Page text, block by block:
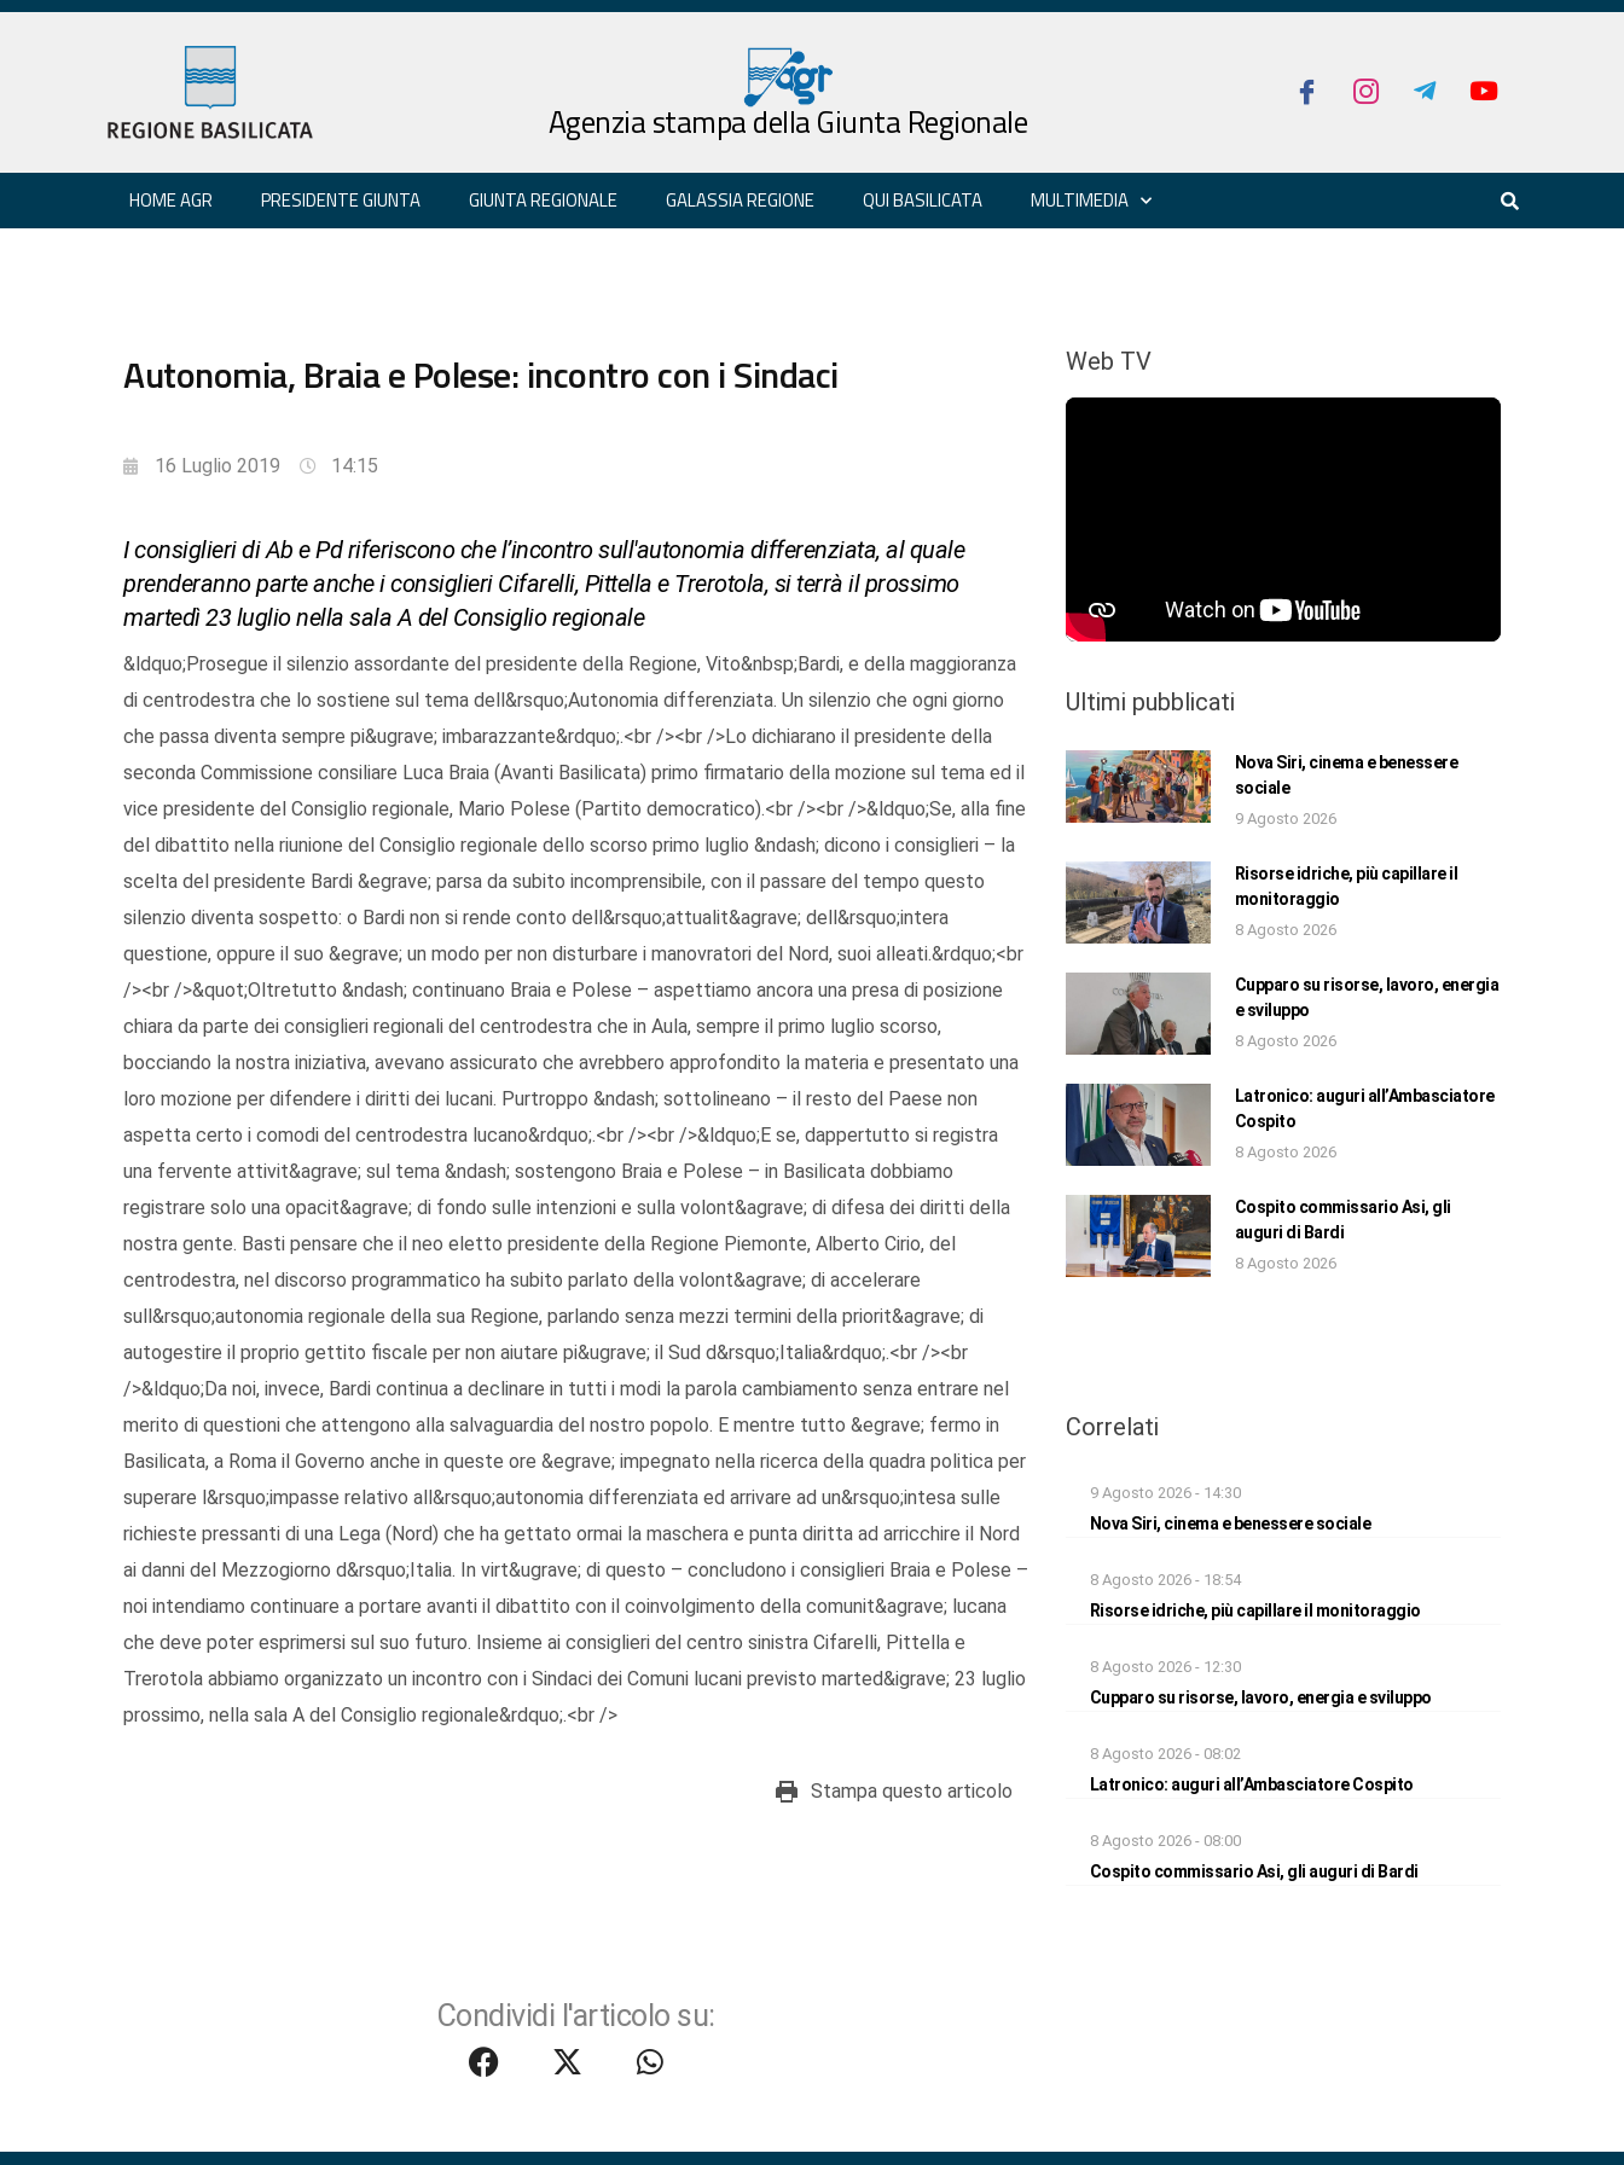
Agenzia stampa della Giunta Regionale
HOME AGR PRESIDENTE GIUNTA GIUNTA REGIONALE GALASSIA REGIONE QUI BASILICATA MULTIMEDIA
Autonomia, Braia e Polese: incontro con i Sindaci
16 Luglio 2019 14:15
I consiglieri di Ab e Pd riferiscono che l’incontro sull'autonomia differenziata, al quale
prenderanno parte anche i consiglieri Cifarelli, Pittella e Trerotola, si terrà il prossimo
martedì 23 luglio nella sala A del Consiglio regionale
&ldquo;Prosegue il silenzio assordante del presidente della Regione, Vito&nbsp;Bardi, e della maggioranza
di centrodestra che lo sostiene sul tema dell&rsquo;Autonomia differenziata. Un silenzio che ogni giorno
che passa diventa sempre pi&ugrave; imbarazzante&rdquo;.<br /><br />Lo dichiarano il presidente della
seconda Commissione consiliare Luca Braia (Avanti Basilicata) primo firmatario della mozione sul tema ed il
vice presidente del Consiglio regionale, Mario Polese (Partito democratico).<br /><br />&ldquo;Se, alla fine
del dibattito nella riunione del Consiglio regionale dello scorso primo luglio &ndash; dicono i consiglieri – la
scelta del presidente Bardi &egrave; parsa da subito incomprensibile, con il passare del tempo questo
silenzio diventa sospetto: o Bardi non si rende conto dell&rsquo;attualit&agrave; dell&rsquo;intera
questione, oppure il suo &egrave; un modo per non disturbare i manovratori del Nord, suoi alleati.&rdquo;<br
/><br />&quot;Oltretutto &ndash; continuano Braia e Polese – aspettiamo ancora una presa di posizione
chiara da parte dei consiglieri regionali del centrodestra che in Aula, sempre il primo luglio scorso,
bocciando la nostra iniziativa, avevano assicurato che avrebbero approfondito la materia e presentato una
loro mozione per difendere i diritti dei lucani. Purtroppo &ndash; sottolineano – il resto del Paese non
aspetta certo i comodi del centrodestra lucano&rdquo;.<br /><br />&ldquo;E se, dappertutto si registra
una fervente attivit&agrave; sul tema &ndash; sostengono Braia e Polese – in Basilicata dobbiamo
registrare solo una opacit&agrave; di fondo sulle intenzioni e sulla volont&agrave; di difesa dei diritti della
nostra gente. Basti pensare che il neo eletto presidente della Regione Piemonte, Alberto Cirio, del
centrodestra, nel discorso programmatico ha subito parlato della volont&agrave; di accelerare
sull&rsquo;autonomia regionale della sua Regione, parlando senza mezzi termini della priorit&agrave; di
autogestire il proprio gettito fiscale per non aiutare pi&ugrave; il Sud d&rsquo;Italia&rdquo;.<br /><br
/>&ldquo;Da noi, invece, Bardi continua a declinare in tutti i modi la parola cambiamento senza entrare nel
merito di questioni che attengono alla salvaguardia del nostro popolo. E mentre tutto &egrave; fermo in
Basilicata, a Roma il Governo anche in queste ore &egrave; impegnato nella ricerca della quadra politica per
superare l&rsquo;impasse relativo all&rsquo;autonomia differenziata ed arrivare ad un&rsquo;intesa sulle
richieste pressanti di una Lega (Nord) che ha gettato ormai la maschera e punta diritta ad arricchire il Nord
ai danni del Mezzogiorno d&rsquo;Italia. In virt&ugrave; di questo – concludono i consiglieri Braia e Polese –
noi intendiamo continuare a portare avanti il dibattito con il coinvolgimento della comunit&agrave; lucana
che deve poter esprimersi sul suo futuro. Insieme ai consiglieri del centro sinistra Cifarelli, Pittella e
Trerotola abbiamo organizzato un incontro con i Sindaci dei Comuni lucani previsto marted&igrave; 23 luglio
prossimo, nella sala A del Consiglio regionale&rdquo;.<br />
Stampa questo articolo
Condividi l'articolo su:
Web TV
Ultimi pubblicati
Nova Siri, cinema e benessere
sociale
9 Agosto 2026
Risorse idriche, più capillare il
monitoraggio
8 Agosto 2026
Cupparo su risorse, lavoro, energia
e sviluppo
8 Agosto 2026
Latronico: auguri all’Ambasciatore
Cospito
8 Agosto 2026
Cospito commissario Asi, gli
auguri di Bardi
8 Agosto 2026
Correlati
9 Agosto 2026 - 14:30
Nova Siri, cinema e benessere sociale
8 Agosto 2026 - 18:54
Risorse idriche, più capillare il monitoraggio
8 Agosto 2026 - 12:30
Cupparo su risorse, lavoro, energia e sviluppo
8 Agosto 2026 - 08:02
Latronico: auguri all’Ambasciatore Cospito
8 Agosto 2026 - 08:00
Cospito commissario Asi, gli auguri di Bardi